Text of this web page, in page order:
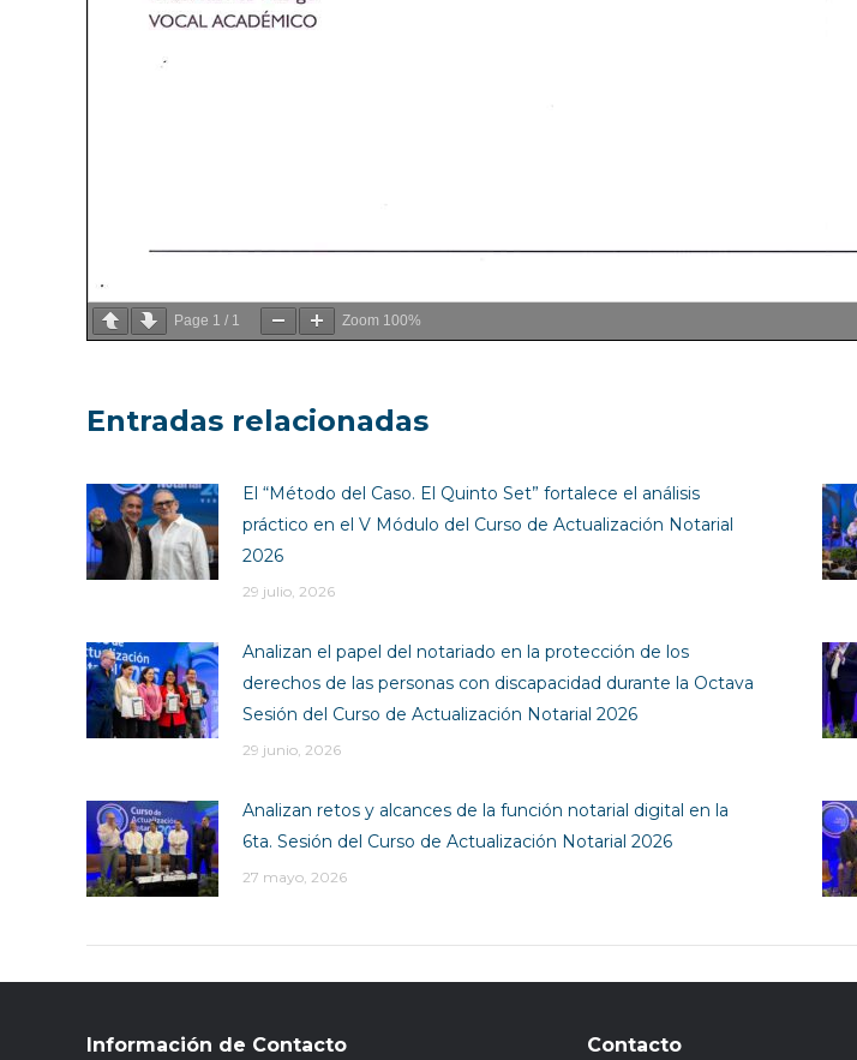
Page 1 / 1 Zoom 100%
Entradas relacionadas
El “Método del Caso. El Quinto Set” fortalece el análisis
práctico en el V Módulo del Curso de Actualización Notarial
2026
29 julio, 2026
Analizan el papel del notariado en la protección de los
derechos de las personas con discapacidad durante la Octava
Sesión del Curso de Actualización Notarial 2026
29 junio, 2026
Analizan retos y alcances de la función notarial digital en la
6ta. Sesión del Curso de Actualización Notarial 2026
27 mayo, 2026
Información de Contacto Contacto